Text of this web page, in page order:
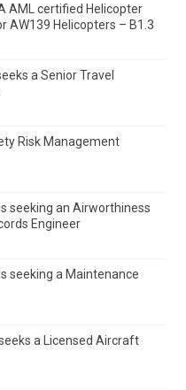
AML certified Helicopter
AW139 Helicopters – B1.3
a Senior Travel
Risk Management
seeking an Airworthiness
Engineer
seeking a Maintenance
a Licensed Aircraft